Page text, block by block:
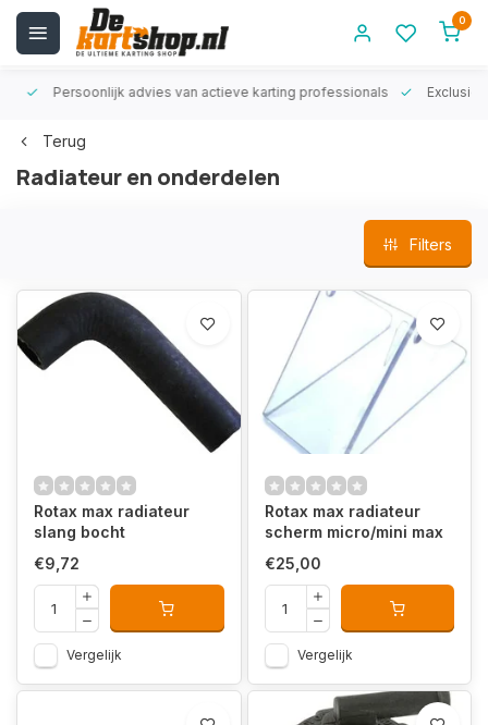
0
Persoonlijk advies van actieve karting professionals
Terug
Radiateur en onderdelen
Filters
Rotax max radiateur
slang bocht
€9,72
Vergelijk
Rotax max radiateur
scherm micro/mini max
€25,00
Vergelijk